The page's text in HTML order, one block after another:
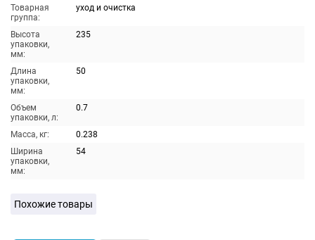
Товарная
группа:
уход и очистка
Высота
упаковки,
мм:
235
Длина
упаковки,
мм:
50
Объем
упаковки, л:
0.7
Масса, кг:
0.238
Ширина
упаковки,
мм:
54
Похожие товары